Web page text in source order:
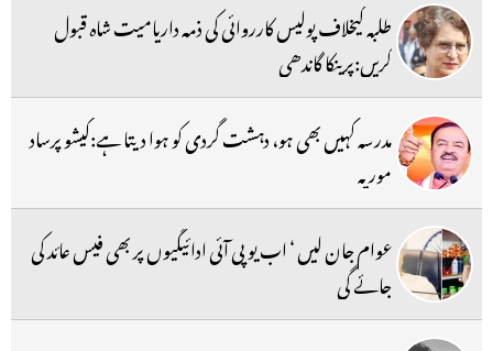
طلبہ کیخلاف پولیس کارروائی کی ذمہ داریامیت شاہ قبول
کریں:پرینکا گاندھی
مدرسہ کہیں بھی ہو، دہشت گردی کو ہوا دیتا ہے:کیشو پرساد
موریہ
عوام جان لیں ‘ اب یو پی آئی ادائیگیوں پر بھی فیس عائد کی
جائے گی